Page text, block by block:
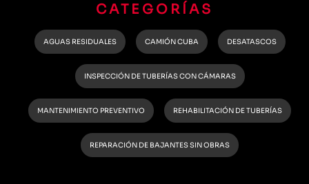
CATEGORÍAS
AGUAS RESIDUALES CAMIÓN CUBA DESATASCOS
INSPECCIÓN DE TUBERÍAS CON CÁMARAS
MANTENIMIENTO PREVENTIVO REHABILITACIÓN DE TUBERÍAS
REPARACIÓN DE BAJANTES SIN OBRAS